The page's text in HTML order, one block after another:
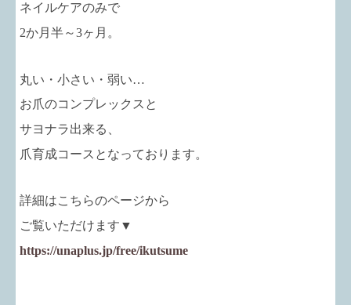
ネイルケアのみで
2か月半～3ヶ月。
丸い・小さい・弱い…
お爪のコンプレックスと
サヨナラ出来る、
爪育成コースとなっております。
詳細はこちらのページから
ご覧いただけます▼
https://unaplus.jp/free/ikutsume